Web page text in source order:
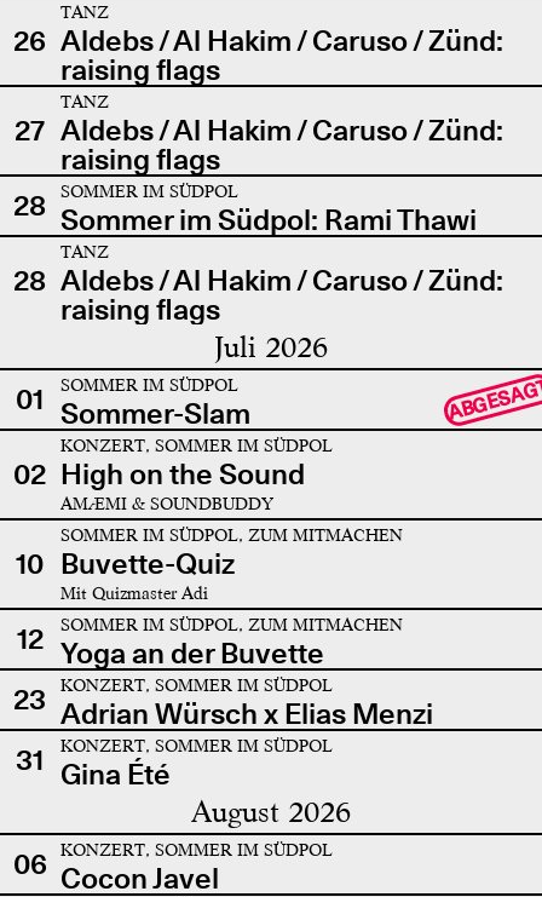
26
TANZ
Aldebs / Al Hakim / Caruso / Zünd:
raising flags
27
TANZ
Aldebs / Al Hakim / Caruso / Zünd:
raising flags
28
SOMMER IM SÜDPOL
Sommer im Südpol: Rami Thawi
28
TANZ
Aldebs / Al Hakim / Caruso / Zünd:
raising flags
Juli 2026
01 SOMMER IM SÜDPOL
Sommer-Slam
02
KONZERT, SOMMER IM SÜDPOL
High on the Sound
AMÆMI & SOUNDBUDDY
10
SOMMER IM SÜDPOL, ZUM MITMACHEN
Buvette-Quiz
Mit Quizmaster Adi
12 SOMMER IM SÜDPOL, ZUM MITMACHEN
Yoga an der Buvette
23
KONZERT, SOMMER IM SÜDPOL
Adrian Würsch x Elias Menzi
31
KONZERT, SOMMER IM SÜDPOL
Gina Été
August 2026
06 KONZERT, SOMMER IM SÜDPOL
Cocon Javel